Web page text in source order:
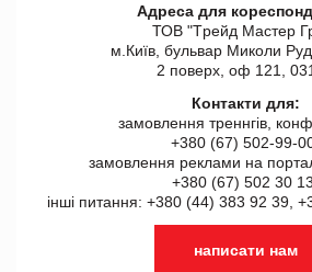
Адреса для
ТОВ "Tрейд Мастер
м.Київ, бульвар Миколи
2 поверх, оф 121,
Контакти для:
замовлення треннгів,
+380 (67) 502-99-
замовлення реклами на
+380 (67) 502 30 13,
інші питання: +380 (44) 383 92 39,
написати нам